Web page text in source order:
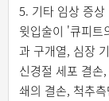
5. 기타 임상 증상
윗입술이 '큐피트
과 구개열, 심장
신경절 세포 결손
쇄의 결손, 척추